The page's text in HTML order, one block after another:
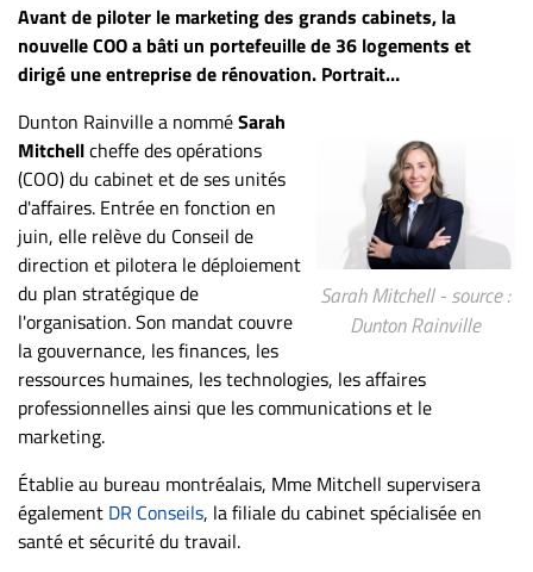
JURISTES
Offres
d'emploi
Formation
Continue
Métiers
Scoop?
CABINETS
ET
ENTREPRISES
Espace
entreprises
Page
entreprises
Publier
un
Avant de piloter le marketing des grands cabinets, la
nouvelle COO a bâti un portefeuille de 36 logements et
dirigé une entreprise de rénovation. Portrait…
Sarah Mitchell - source :
Dunton Rainville
Dunton Rainville a nomméSarah
Mitchellcheffe des opérations
(COO) du cabinet et de ses unités
d'affaires. Entrée en fonction en
juin, elle relève du Conseil de
direction et pilotera le déploiement
du plan stratégique de
l'organisation. Son mandat couvre
la gouvernance, les finances, les
ressources humaines, les technologies, les affaires
professionnelles ainsi que les communications et le
marketing.
Établie au bureau montréalais, Mme Mitchell supervisera
également DR Conseils, la filiale du cabinet spécialisée en
santé et sécurité du travail.